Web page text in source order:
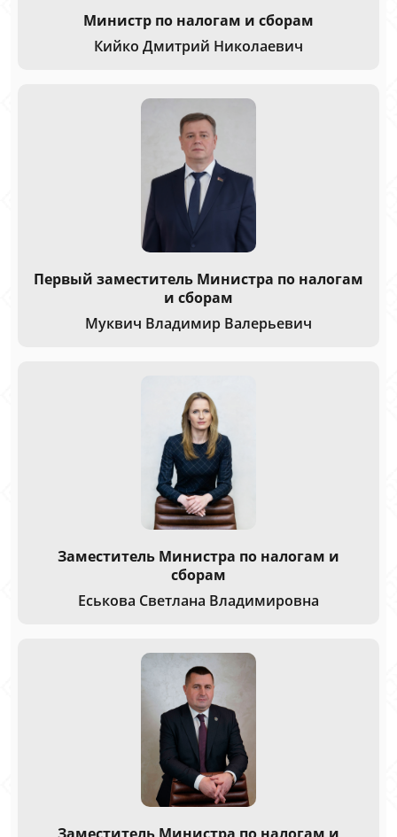
Министр по налогам и сборам
Кийко Дмитрий Николаевич
Первый заместитель Министра по налогам
и сборам
Муквич Владимир Валерьевич
Заместитель Министра по налогам и
сборам
Еськова Светлана Владимировна